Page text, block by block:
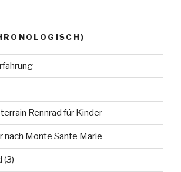
Rennrad für Kinder
nach Monte Sante Marie
(3)